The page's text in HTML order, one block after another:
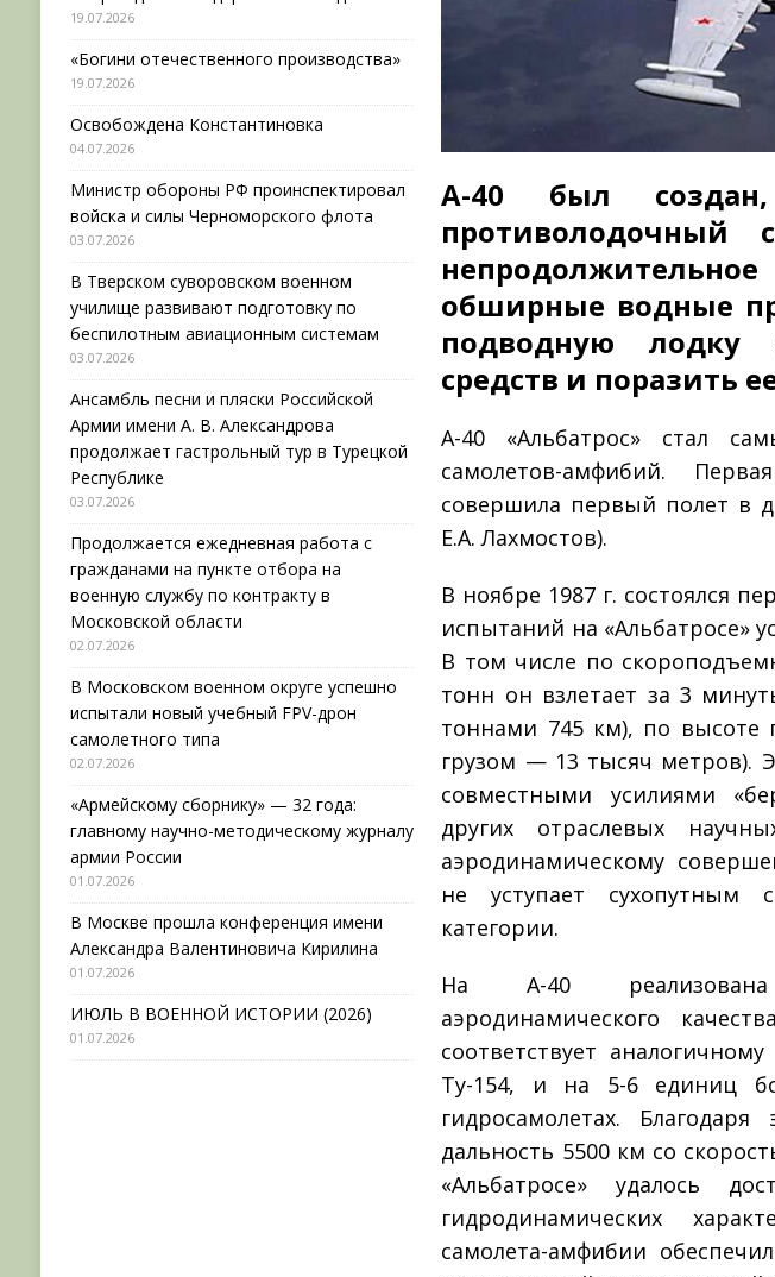
А-40 был
противолодочный
обширные водные
подводную
средств и поразить
А-40 «Альбатрос» стал
самолетов-амфибий.
совершила первый полет в
Е.А. Лахмостов).
В ноябре 1987 г. состоялся
испытаний на «Альбатросе»
В том числе по
тонн он взлетает за 3
тоннами 745 км), по высоте
грузом — 13 тысяч метров).
совместными усилиями
других отраслевых
аэродинамическому
не уступает сухопутным
категории.
На А-40 реализована
аэродинамического
соответствует
Ту-154, и на 5-6 единиц
гидросамолетах.
дальность 5500 км со
«Альбатросе» удалось
гидродинамических
самолета-амфибии
19.07.2026
«Богини отечественного производства»
19.07.2026
Освобождена Константиновка
04.07.2026
Министр обороны РФ проинспектировал
войска и силы Черноморского флота
03.07.2026
В Тверском суворовском военном
училище развивают подготовку по
беспилотным авиационным системам
03.07.2026
Ансамбль песни и пляски Российской
Армии имени А. В. Александрова
продолжает гастрольный тур в Турецкой
Республике
03.07.2026
Продолжается ежедневная работа с
гражданами на пункте отбора на
военную службу по контракту в
Московской области
02.07.2026
В Московском военном округе успешно
испытали новый учебный FPV-дрон
самолетного типа
02.07.2026
«Армейскому сборнику» — 32 года:
главному научно-методическому журналу
армии России
01.07.2026
В Москве прошла конференция имени
Александра Валентиновича Кирилина
01.07.2026
ИЮЛЬ В ВОЕННОЙ ИСТОРИИ (2026)
01.07.2026